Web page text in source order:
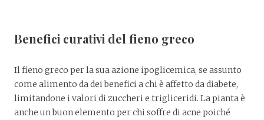
Benefici curativi del fieno greco
Il fieno greco per la sua azione ipoglicemica, se assunto
come alimento da dei benefici a chi è affetto da diabete,
limitandone i valori di zuccheri e trigliceridi. La pianta è
anche un buon elemento per chi soffre di acne poiché